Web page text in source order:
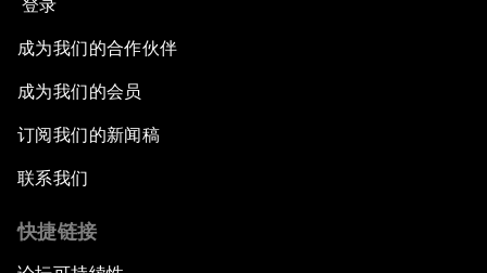
登录
成为我们的合作伙伴
成为我们的会员
订阅我们的新闻稿
联系我们
快捷链接